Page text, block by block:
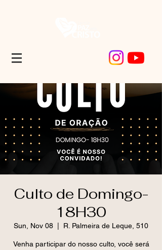
Culto de Domingo-
18H30
Sun, Nov 08 R. Palmeira de Leque, 510
Venha participar do nosso culto, você será